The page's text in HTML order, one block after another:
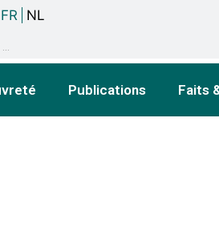
FR NL
Publications Faits